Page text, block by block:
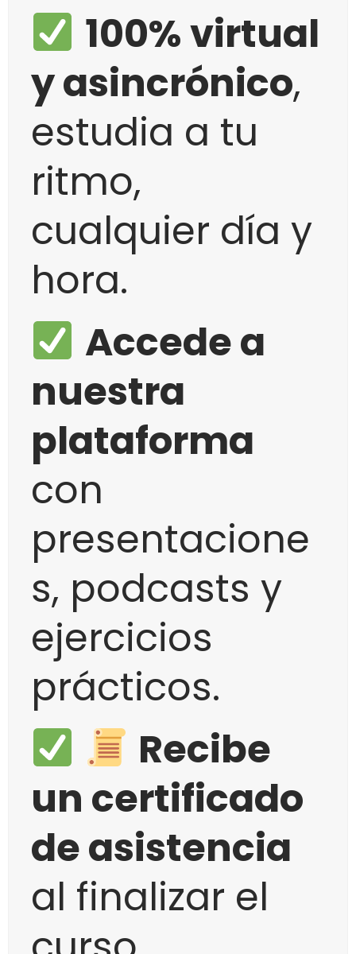
100% virtual
y asincrónico,
estudia a tu
ritmo,
cualquier día y
hora.
Accede a
nuestra
plataforma
con
presentacione
s, podcasts y
ejercicios
prácticos.
Recibe
un certificado
de asistencia
al finalizar el